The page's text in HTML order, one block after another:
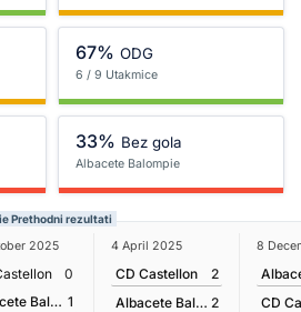
67% ODG
6 / 9 Utakmice
33% Bez gola
Albacete Balompie
Prethodni rezultati
2025
0
Albacete Balompie 1
4 April 2025
CD Castellon
2
Albacete Balompie 2
8
CD